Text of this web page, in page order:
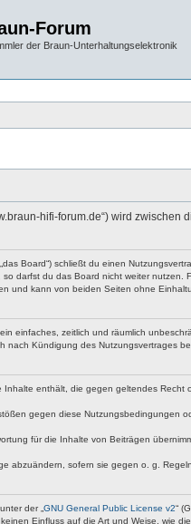
Forum
der Braun-Unterhaltungselektronik
hifi-forum.de“) wird
Board“) schließt du einen
darfst du das Board nicht weiter
und kann von beiden Seiten ohne
einfaches, zeitlich und räumlich
nach Kündigung des Nutzungsvertrages
enthält, die gegen geltendes
gegen diese Nutzungsbedingungen
für die Inhalte von Beiträgen
abzuändern, sofern sie gegen o. g.
der „ GNU General Public License v2“
Einfluss auf die Art und Weise, wie